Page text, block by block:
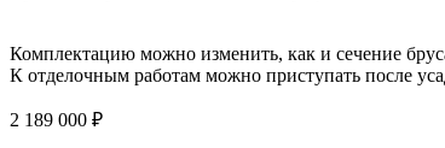
Комплектацию можно изменить, как и сечение
К отделочным работам можно приступать после
2 189 000 ₽